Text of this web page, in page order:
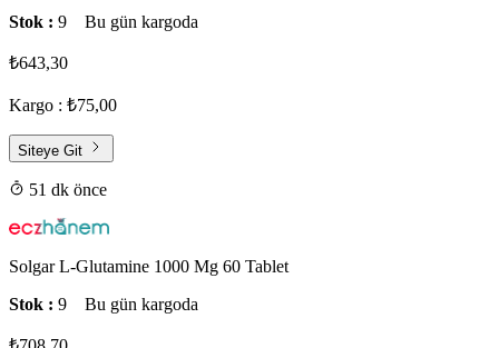
Stok : 9 Bu gün kargoda
₺643,30
Kargo : ₺75,00
Siteye Git
51 dk önce
Solgar L-Glutamine 1000 Mg 60 Tablet
Stok : 9 Bu gün kargoda